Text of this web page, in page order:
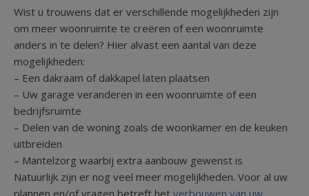
Wist u trouwens dat er verschillende mogelijkheden zijn
om meer woonruimte te creëren of een woonruimte
anders in te delen? Hier alvast een aantal van deze
mogelijkheden:
– Een dakraam of dakkapel laten plaatsen
– Uw garage veranderen in een woonruimte of een
bedrijfsruimte
– Delen van de woning zoals de woonkamer en de keuken
uitbreiden
– Mantelzorg waarbij extra aanbouw gewenst is
Natuurlijk zijn er nog veel meer mogelijkheden. Voor al uw
plannen en/of vragen betreft het verbouwen van uw